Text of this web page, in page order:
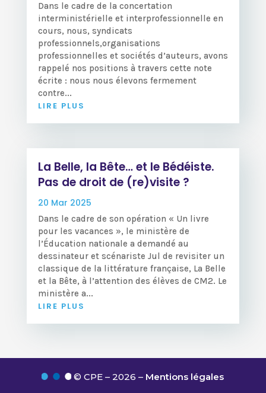
Dans le cadre de la concertation
interministérielle et interprofessionnelle en
cours, nous, syndicats
professionnels,organisations
professionnelles et sociétés d’auteurs, avons
rappelé nos positions à travers cette note
écrite : nous nous élevons fermement
contre...
LIRE PLUS
La Belle, la Bête… et le Bédéiste.
Pas de droit de (re)visite ?
20 Mar 2025
Dans le cadre de son opération « Un livre
pour les vacances », le ministère de
l’Éducation nationale a demandé au
dessinateur et scénariste Jul de revisiter un
classique de la littérature française, La Belle
et la Bête, à l’attention des élèves de CM2. Le
ministère a...
LIRE PLUS
© CPE – 2026 – Mentions légales